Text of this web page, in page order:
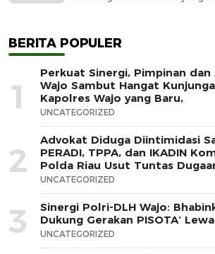
BERITA POPULER
1
Perkuat Sinergi, Pimpinan dan
Wajo Sambut Hangat
Kapolres Wajo yang Baru,
UNCATEGORIZED
2
Advokat Diduga Diintimidasi
PERADI, TPPA, dan IKADIN
Polda Riau Usut Tuntas
UNCATEGORIZED
3
Sinergi Polri-DLH Wajo:
Dukung Gerakan PISOTA’
UNCATEGORIZED